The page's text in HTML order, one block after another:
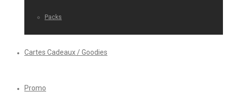
Packs
Cartes Cadeaux / Goodies
Promo